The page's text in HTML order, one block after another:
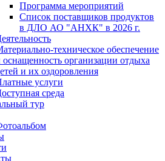
Программа мероприятий
Список поставщиков продуктов
в ДЛО АО "АНХК" в 2026 г.
техническое обеспечение
оснащенность организации отдыха
и их оздоровления
услуги
среда
тур